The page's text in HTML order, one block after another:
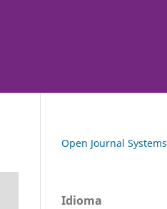
Open Journal Systems
Idioma